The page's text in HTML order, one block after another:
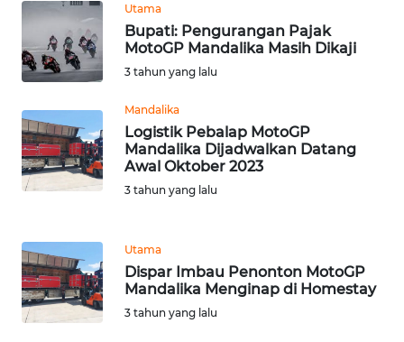
Utama
Bupati: Pengurangan Pajak
MotoGP Mandalika Masih Dikaji
3 tahun yang lalu
Mandalika
Logistik Pebalap MotoGP
Mandalika Dijadwalkan Datang
Awal Oktober 2023
3 tahun yang lalu
Utama
Dispar Imbau Penonton MotoGP
Mandalika Menginap di Homestay
3 tahun yang lalu
BABEL
SUMBAR
WN
SUMSEL
BENGKULU
WN
LAMPUNG